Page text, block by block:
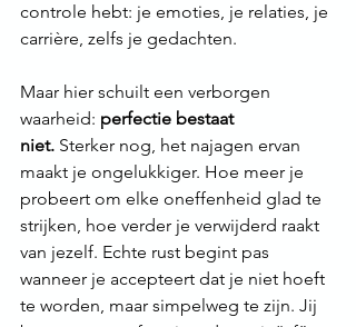
controle hebt: je emoties, je relaties, je
carrière, zelfs je gedachten.
Maar hier schuilt een verborgen
waarheid: perfectie bestaat
niet. Sterker nog, het najagen ervan
maakt je ongelukkiger. Hoe meer je
probeert om elke oneffenheid glad te
strijken, hoe verder je verwijderd raakt
van jezelf. Echte rust begint pas
wanneer je accepteert dat je niet hoeft
te worden, maar simpelweg te zijn. Jij